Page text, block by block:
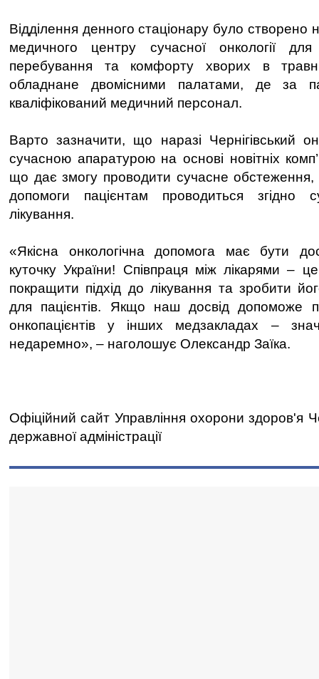
Відділення денного стаціонару було створено
медичного центру сучасної онкології для
перебування та комфорту хворих в
обладнане двомісними палатами, де за
кваліфікований медичний персонал.
Варто зазначити, що наразі Чернігівський
сучасною апаратурою на основі новітніх
що дає змогу проводити сучасне
допомоги пацієнтам проводиться згідно
лікування.
«Якісна онкологічна допомога має бути
куточку України! Співпраця між лікарями –
покращити підхід до лікування та зробити
для пацієнтів. Якщо наш досвід допоможе
онкопацієнтів у інших медзакладах –
недаремно», – наголошує Олександр Заїка.
Офіційний сайт Управління охорони здоров'я
державної адміністрації